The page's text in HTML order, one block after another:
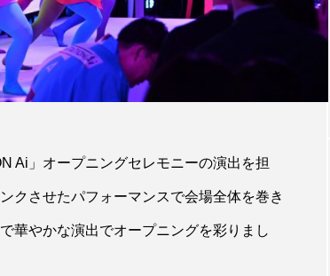
Ai」オープニングセレモニーの演出を担
クさせたパフォーマンスで会場全体を巻き
華やかな演出でオープニングを彩りまし
202
# HAIR BEAUTY EVENT
kakimoto arms Hair Colorist Presents
PANESE STANDARD